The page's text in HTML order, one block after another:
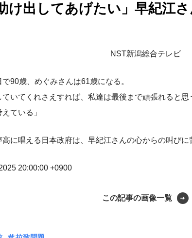
け出してあげたい」早紀江
NST新潟総合テレビ
90歳、めぐみさんは61歳になる。
ていてくれさえすれば、私達は最後まで頑張れると
ている」
に唱える日本政府は、早紀江さんの心からの叫びに
20:00:00 +0900
この記事の画像一覧